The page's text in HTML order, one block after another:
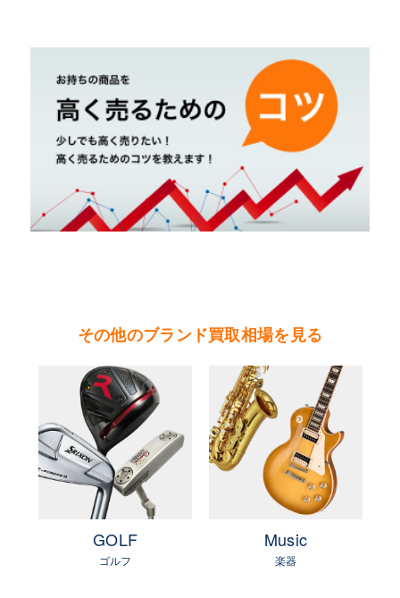
岡市・潮来市・神栖市）
茨城県 県南地区（石岡市・かすみがうら市・土
浦市・つくば市・阿見町・美浦町・稲敷市・牛久
市・龍ヶ崎市・取手市・利根町・河内町・つくば
みらい市・守谷市）
茨城県 県西地区（桜川市・筑西市・下妻市・常
総市・坂東市・結城市・古川市・境町・五霞町）
その他のブランド買取相場を見る
GOLF
ゴルフ
Music
楽器